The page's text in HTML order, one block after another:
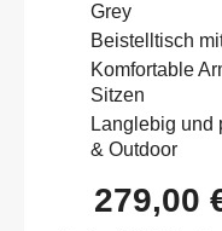
Grey
Beistelltisch
Komfortable
Sitzen
Langlebig und
& Outdoor
279,00